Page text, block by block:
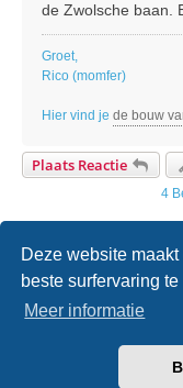
Deze website
beste surfervaring
Meer informatie
de Zwolsche baan.
Groet,
Rico (momfer)
Hier vind je de bouw
Plaats Reactie
4
Home Forumoverzicht
® Forum